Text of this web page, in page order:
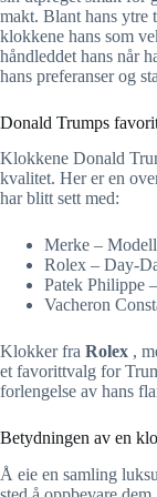
makt. Blant hans ytre
klokkene hans som
håndleddet hans når
hans preferanser og
Donald Trumps
Klokkene Donald
kvalitet. Her er en
har blitt sett med:
Merke – Modell
Rolex – Day-
Patek Philippe
Vacheron
Klokker fra Rolex ,
et favorittvalg for
forlengelse av hans
Betydningen av en
Å eie en samling